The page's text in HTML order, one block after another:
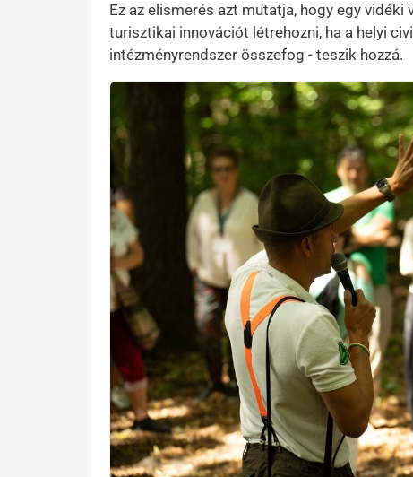
Ez az elismerés azt mutatja, hogy egy
turisztikai innovációt létrehozni, ha a helyi
intézményrendszer összefog - teszik hozzá.
Kép